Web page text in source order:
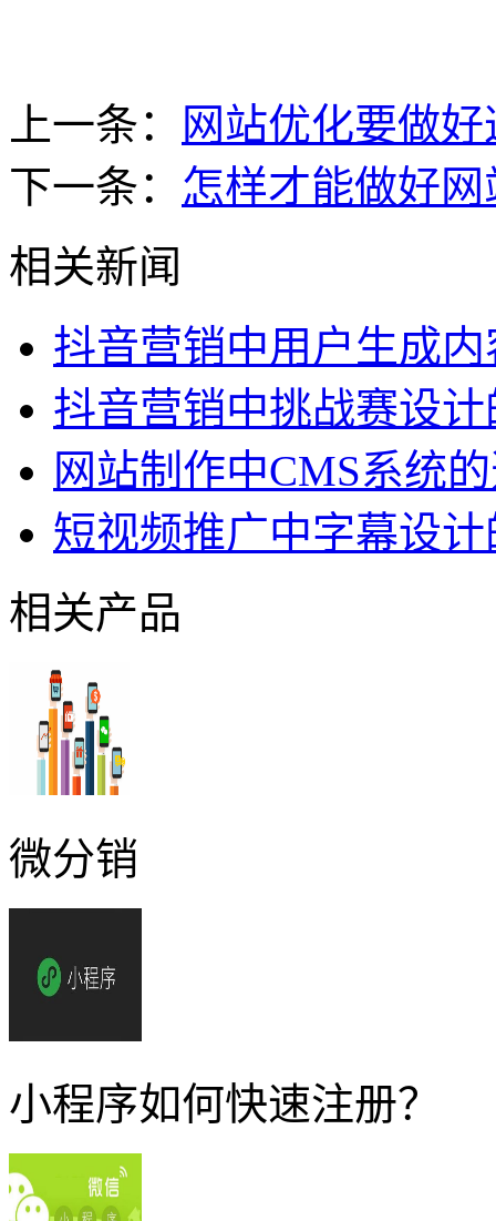
上一条：
网站优化要做
下一条： 怎样才能做好
相关新闻
抖音营销中用户生成
抖音营销中挑战赛设
网站制作中CMS系统
短视频推广中字幕设
相关产品
微分销
小程序如何快速注册？